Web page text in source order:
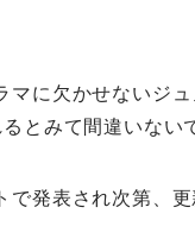
マに欠かせないジ
とみて間違いない
で発表され次第、